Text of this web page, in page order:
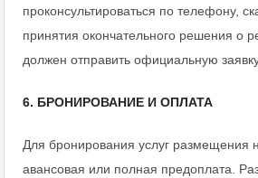
проконсультироваться по телефону,
принятия окончательного решения о
должен отправить официальную
6. БРОНИРОВАНИЕ И ОПЛАТА
Для бронирования услуг размещения
авансовая или полная предоплата.